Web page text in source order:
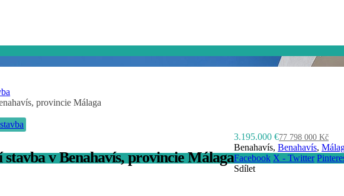
provincie Málaga
v Benahavís, provincie Málaga
3.195.000 €77 798 000 Kč
Benahavís,Benahavís,
Facebook X - Twitter
Sdílet